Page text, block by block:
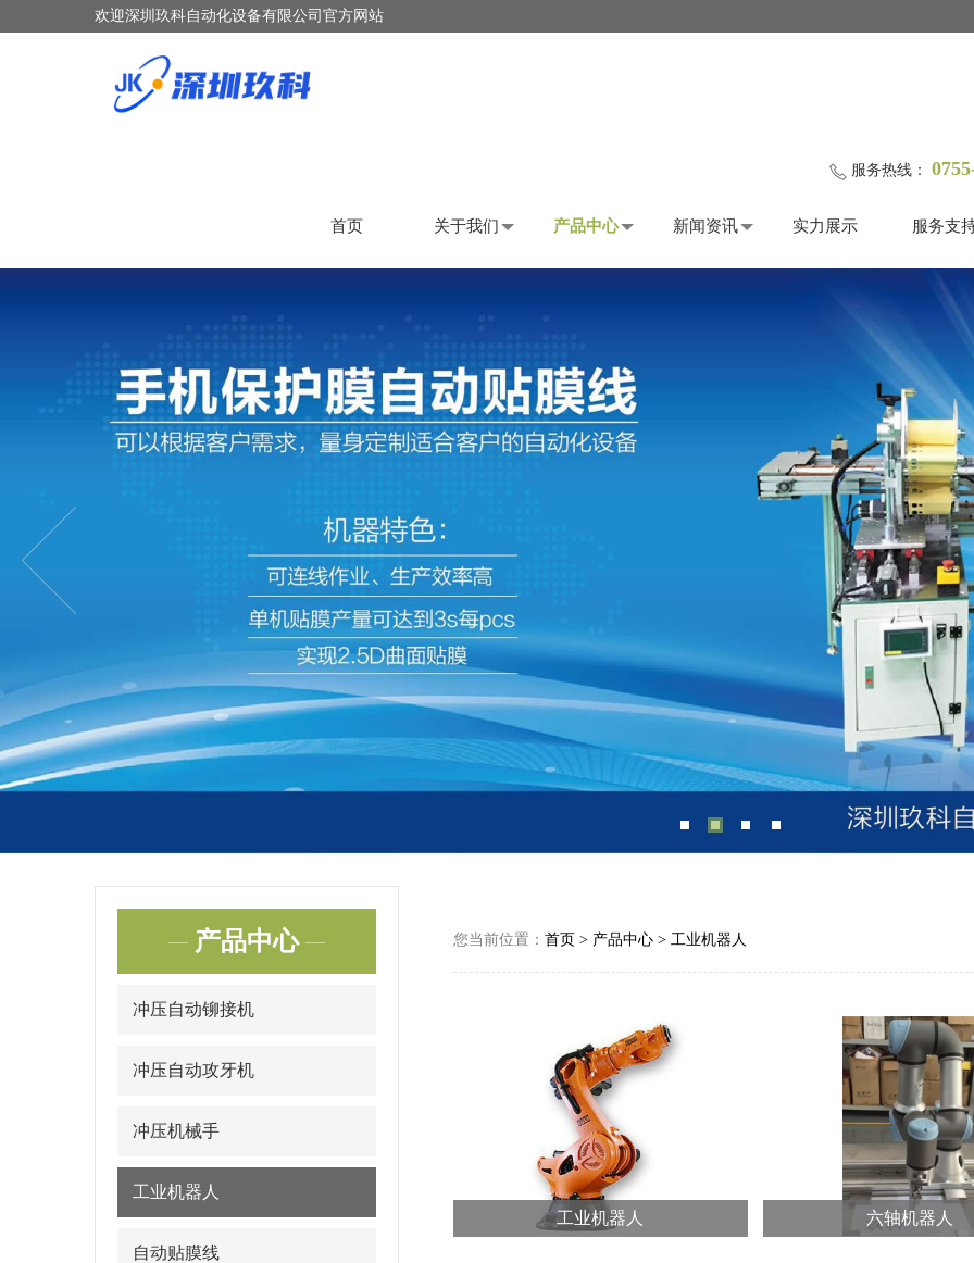
欢迎深圳玖科自动化设备有限公司官方网站
服务热线：
首页 关于我们 产品中心 新闻资讯 实力展示 服务支
产品中心
冲压自动铆接机
冲压自动攻牙机
冲压机械手
工业机器人
自动贴膜线
您当前位置： 首页 > 产品中心 > 工业机器人
工业机器人 六轴机器人